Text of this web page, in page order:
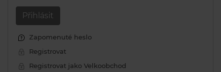
Přihlásit
Zapomenuté heslo
Registrovat
Registrovat jako Velkoobchod